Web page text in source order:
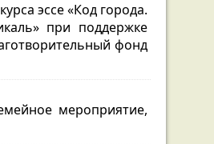
эссе «Код города.
при поддержке
фонд
мероприятие,